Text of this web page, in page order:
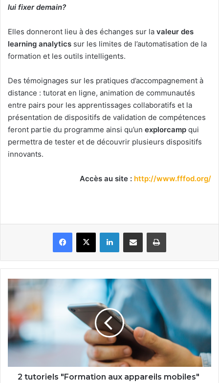
lui fixer demain?
Elles donneront lieu à des échanges sur la valeur des
learning analytics sur les limites de l’automatisation de la
formation et les outils intelligents.
Des témoignages sur les pratiques d’accompagnement à
distance : tutorat en ligne, animation de communautés
entre pairs pour les apprentissages collaboratifs et la
présentation de dispositifs de validation de compétences
feront partie du programme ainsi qu’un explorcamp qui
permettra de tester et de découvrir plusieurs dispositifs
innovants.
Accès au site : http://www.fffod.org/
Facebook
X LinkedinPartager par email Imprimer
tutoriels
"Formation
aux
appareils
mobiles"
2 tutoriels "Formation aux appareils mobiles"